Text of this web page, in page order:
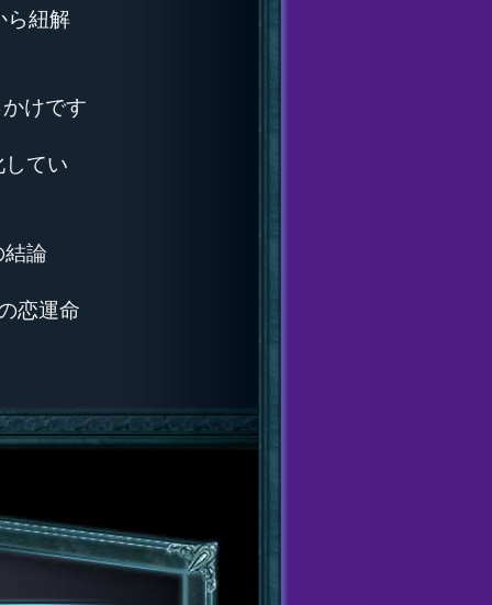
紐解
けです
てい
論
恋運命